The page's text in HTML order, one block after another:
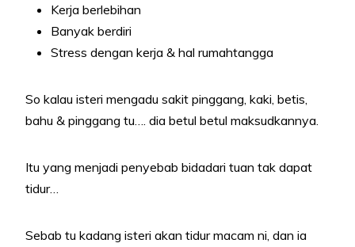
Kerja berlebihan
Banyak berdiri
Stress dengan kerja & hal rumahtangga
So kalau isteri mengadu sakit pinggang, kaki, betis,
bahu & pinggang tu…. dia betul betul maksudkannya.
Itu yang menjadi penyebab bidadari tuan tak dapat
tidur…
Sebab tu kadang isteri akan tidur macam ni, dan ia